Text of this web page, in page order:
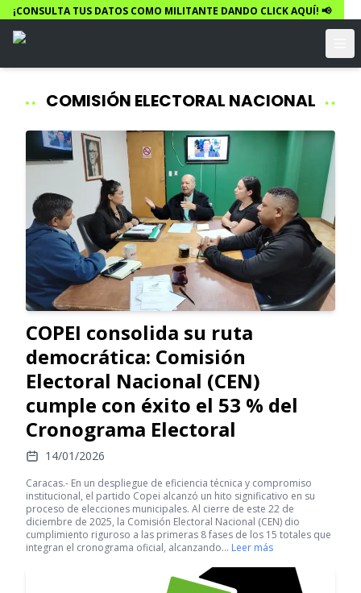
¡CONSULTA TUS DATOS COMO MILITANTE DANDO CLICK AQUÍ! 📢
COMISIÓN ELECTORAL NACIONAL
COPEI consolida su ruta
democrática: Comisión
Electoral Nacional (CEN)
cumple con éxito el 53 % del
Cronograma Electoral
14/01/2026
Caracas.- En un despliegue de eficiencia técnica y compromiso
institucional, el partido Copei alcanzó un hito significativo en su
proceso de elecciones municipales. Al cierre de este 22 de
diciembre de 2025, la Comisión Electoral Nacional (CEN) dio
cumplimiento riguroso a las primeras 8 fases de los 15 totales que
integran el cronograma oficial, alcanzando… Leer más